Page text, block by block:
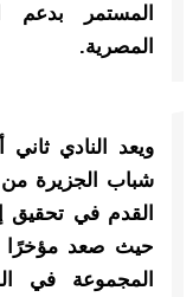
المستمر بدعم
المصرية.
ويعد النادي
شباب الجزيرة
القدم في تحقيق
حيث صعد مؤخرًا
المجموعة في